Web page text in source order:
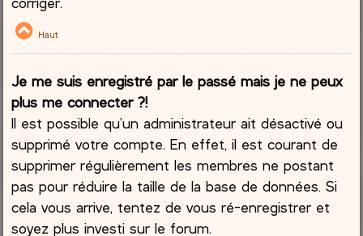
Haut
Je me suis enregistré par le passé mais je ne peux
plus me connecter ?!
Il est possible qu’un administrateur ait désactivé ou
supprimé votre compte. En effet, il est courant de
supprimer régulièrement les membres ne postant
pas pour réduire la taille de la base de données. Si
cela vous arrive, tentez de vous ré-enregistrer et
soyez plus investi sur le forum.